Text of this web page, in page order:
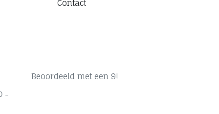
-
Beoordeeld met een 9!
Contact